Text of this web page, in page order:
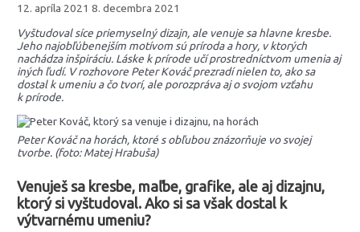
12. apríla 2021 8. decembra 2021
Vyštudoval síce priemyselný dizajn, ale venuje sa hlavne kresbe.
Jeho najobľúbenejším motívom sú príroda a hory, v ktorých
nachádza inšpiráciu. Láske k prírode učí prostredníctvom umenia aj
iných ľudí. V rozhovore Peter Kováč prezradí nielen to, ako sa
dostal k umeniu a čo tvorí, ale porozpráva aj o svojom vzťahu
k prírode.
Peter Kováč na horách, ktoré s obľubou znázorňuje vo svojej
tvorbe. (foto: Matej Hrabuša)
Venuješ sa kresbe, maľbe, grafike, ale aj dizajnu,
ktorý si vyštudoval. Ako si sa však dostal k
výtvarnému umeniu?